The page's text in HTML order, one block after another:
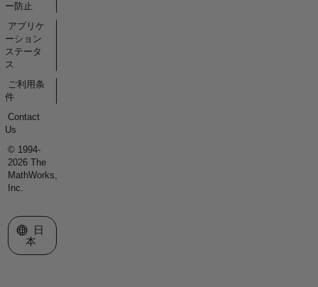
ー防止
アプリケ
ーション
ステータ
ス
ご利用条
件
Contact
Us
© 1994-
2026 The
MathWorks,
Inc.
Web サイトの選択
日
本